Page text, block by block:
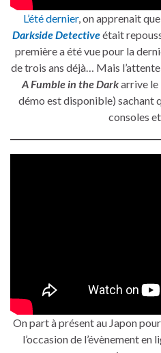
L’été dernier, on apprenait
Darkside Detectiveétait
première a été vue pour la
de trois ans déjà… Mais
A Fumble in the Darkarrive le
démo est disponible) sachant
consoles et
On part à présent au Japon
l’occasion de l’évènement en